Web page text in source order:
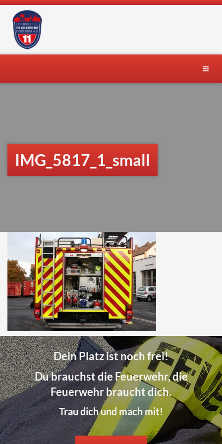
Skip
content
Toggle
IMG_5817_1_small
Dein Platz ist noch frei!
Du brauchst die Feuerwehr, die
Feuerwehr braucht dich.
Trau dich und mach mit!